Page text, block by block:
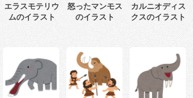
エラスモテリウ
ムのイラスト
怒ったマンモス
のイラスト
カルニオディス
クスのイラスト